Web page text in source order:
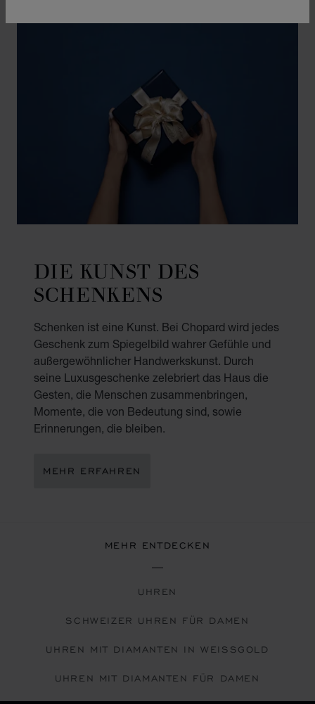
DIE KUNST DES
SCHENKENS
Schenken ist eine Kunst. Bei Chopard wird jedes
Geschenk zum Spiegelbild wahrer Gefühle und
außergewöhnlicher Handwerkskunst. Durch
seine Luxusgeschenke zelebriert das Haus die
Gesten, die Menschen zusammenbringen,
Momente, die von Bedeutung sind, sowie
Erinnerungen, die bleiben.
MEHR ERFAHREN
MEHR ENTDECKEN
UHREN
SCHWEIZER UHREN FÜR DAMEN
UHREN MIT DIAMANTEN IN WEISSGOLD
UHREN MIT DIAMANTEN FÜR DAMEN